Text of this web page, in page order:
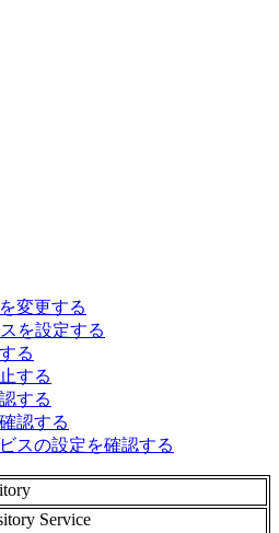
変更する
を設定する
る
する
する
認する
スの設定を確認する
Service